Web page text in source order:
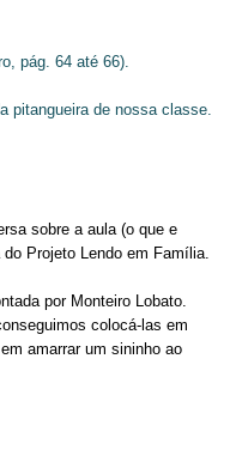
pág. 64 até 66).
pitangueira de nossa classe.
sobre a aula (o que e
Projeto Lendo em Família.
por Monteiro Lobato.
colocá-las em
amarrar um sininho ao